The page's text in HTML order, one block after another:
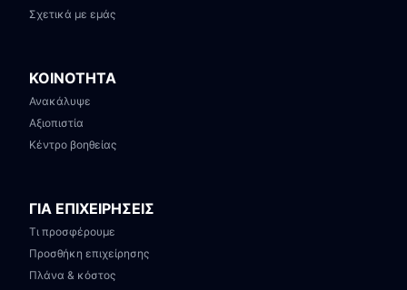
Σχετικά με εμάς
ΚΟΙΝΟΤΗΤΑ
Ανακάλυψε
Αξιοπιστία
Κέντρο βοηθείας
ΓΙΑ ΕΠΙΧΕΙΡΗΣΕΙΣ
Τι προσφέρουμε
Προσθήκη επιχείρησης
Πλάνα & κόστος